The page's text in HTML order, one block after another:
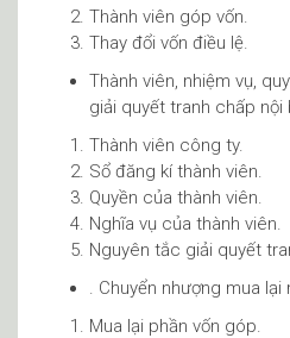
Thành viên góp vốn.
Thay đổi vốn điều lệ.
Thành viên, nhiệm vụ,
giải quyết tranh chấp nội
Thành viên công ty.
Sổ đăng kí thành viên.
Quyền của thành viên.
Nghĩa vụ của thành viên.
Nguyên tắc giải quyết
. Chuyển nhượng mua
Mua lại phần vốn góp.